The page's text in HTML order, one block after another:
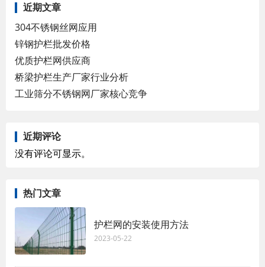
近期文章
304不锈钢丝网应用
锌钢护栏批发价格
优质护栏网供应商
桥梁护栏生产厂家行业分析
工业筛分不锈钢网厂家核心竞争
近期评论
没有评论可显示。
热门文章
护栏网的安装使用方法
2023-05-22